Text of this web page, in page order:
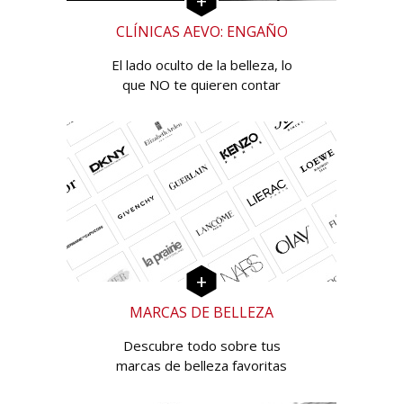
CLÍNICAS AEVO: ENGAÑO
El lado oculto de la belleza, lo
que NO te quieren contar
MARCAS DE BELLEZA
Descubre todo sobre tus
marcas de belleza favoritas